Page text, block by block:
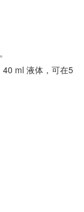
ml 液体，可在5